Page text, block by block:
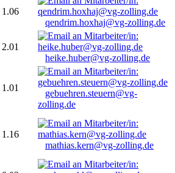
1.06
qendrim.hoxhaj@vg-zolling.de
2.01
heike.huber@vg-zolling.de
1.01
gebuehren.steuern@vg-
zolling.de
1.16
mathias.kern@vg-zolling.de